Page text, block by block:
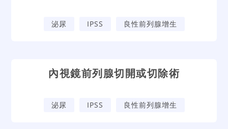
泌尿 IPSS 良性前列腺增生
內視鏡前列腺切開或切除術
泌尿 IPSS 良性前列腺增生